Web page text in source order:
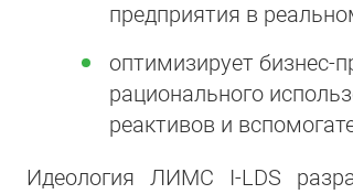
предприятия в
оптимизирует бизнес-
рационального
реактивов и
Идеология ЛИМС I-LDS